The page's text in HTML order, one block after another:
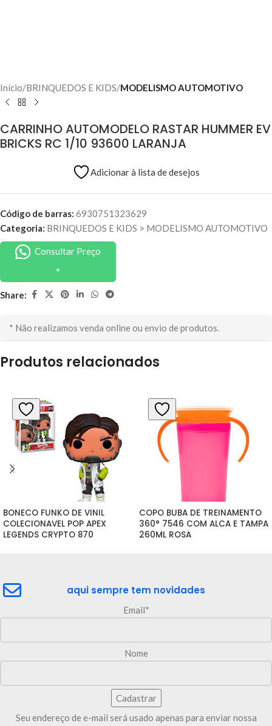
Início BRINQUEDOS E KIDS MODELISMO AUTOMOTIVO
CARRINHO AUTOMODELO RASTAR HUMMER EV
BRICKS RC 1/10 93600 LARANJA
Adicionar à lista de desejos
Código de barras: 6930751323629
Categoria: BRINQUEDOS E KIDS > MODELISMO AUTOMOTIVO
Consultar Preço
Share:
* Não realizamos venda online ou envio de produtos.
Produtos relacionados
BONECO FUNKO DE VINIL
COLECIONAVEL POP APEX
LEGENDS CRYPTO 870
COPO BUBA DE TREINAMENTO
360° 7546 COM ALCA E TAMPA
260ML ROSA
aqui sempre tem novidades
Email*
Nome
Seu endereço de e-mail será usado apenas para enviar nossa